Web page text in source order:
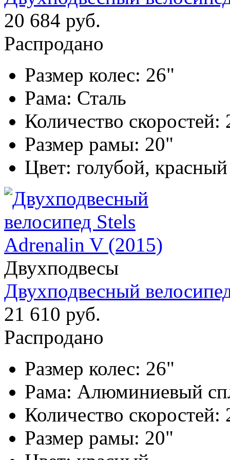
20 684 руб.
Распродано
Размер колес: 26"
Рама: Сталь
Количество скоростей:
Размер рамы: 20"
Цвет: голубой, красный
Двухподвесы
Двухподвесный
21 610 руб.
Распродано
Размер колес: 26"
Рама: Алюминиевый
Количество скоростей:
Размер рамы: 20"